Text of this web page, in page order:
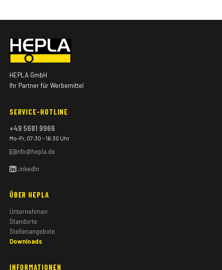
HEPLA GmbH
Ihr Partner für Werbemittel
SERVICE-HOTLINE
+49 5681 9966
Mo–Fr, 07:30 – 16:30 Uhr
info@hepla.de
LinkedIn
ÜBER HEPLA
Unternehmen
Standorte
Stellenangebote
Downloads
INFORMATIONEN